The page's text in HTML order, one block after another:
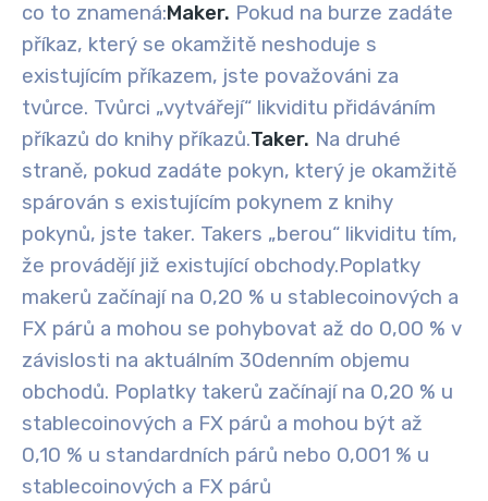
co to znamená:Maker. Pokud na burze zadáte
příkaz, který se okamžitě neshoduje s
existujícím příkazem, jste považováni za
tvůrce. Tvůrci „vytvářejí“ likviditu přidáváním
příkazů do knihy příkazů.Taker. Na druhé
straně, pokud zadáte pokyn, který je okamžitě
spárován s existujícím pokynem z knihy
pokynů, jste taker. Takers „berou“ likviditu tím,
že provádějí již existující obchody.Poplatky
makerů začínají na 0,20 % u stablecoinových a
FX párů a mohou se pohybovat až do 0,00 % v
závislosti na aktuálním 30denním objemu
obchodů. Poplatky takerů začínají na 0,20 % u
stablecoinových a FX párů a mohou být až
0,10 % u standardních párů nebo 0,001 % u
stablecoinových a FX párů